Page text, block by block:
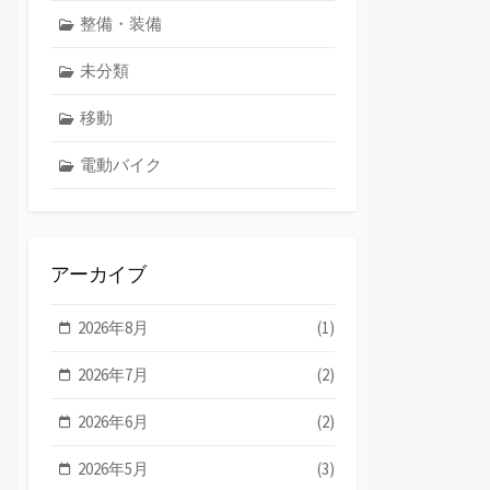
整備・装備
未分類
移動
電動バイク
アーカイブ
2026年8月 (1)
2026年7月 (2)
2026年6月 (2)
2026年5月 (3)